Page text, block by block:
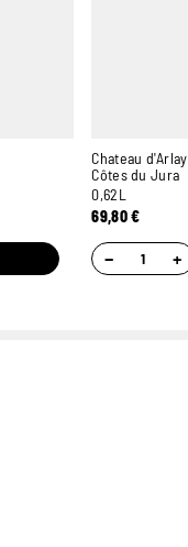
Chateau
Côtes du Jura
0,62L
69,80€
− +